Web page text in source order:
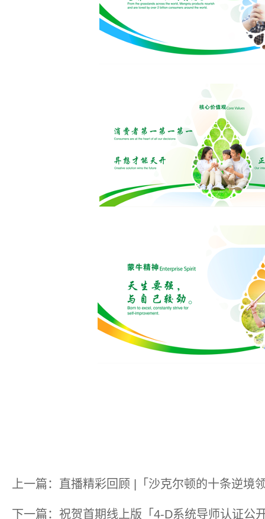
上一篇：直播精彩回顾 |「沙克尔顿的十条逆境
下一篇：祝贺首期线上版「4-D系统导师认证公